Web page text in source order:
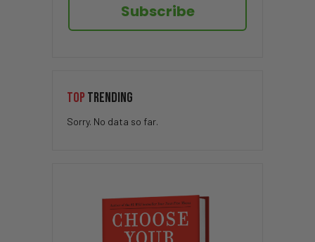
Subscribe
TOP TRENDING
Sorry. No data so far.